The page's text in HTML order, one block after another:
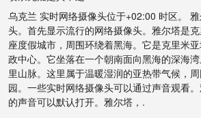
乌克兰 实时网络摄像头位于+02:00 时区。
头。首先显示流行的网络摄像头。雅尔塔是
座度假城市，周围环绕着黑海。它是克里米
政中心。它坐落在一个朝南面向黑海的深海
里山脉。这里属于温暖湿润的亚热带气候，
园。一些实时网络摄像头可以通过声音观看
的声音可以默认打开。雅尔塔，.